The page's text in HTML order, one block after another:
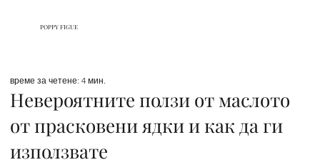
POPPY FIGUE
Невероятните ползи от маслото
от прасковени ядки и как да ги
използвате
време за четене: 4 мин.